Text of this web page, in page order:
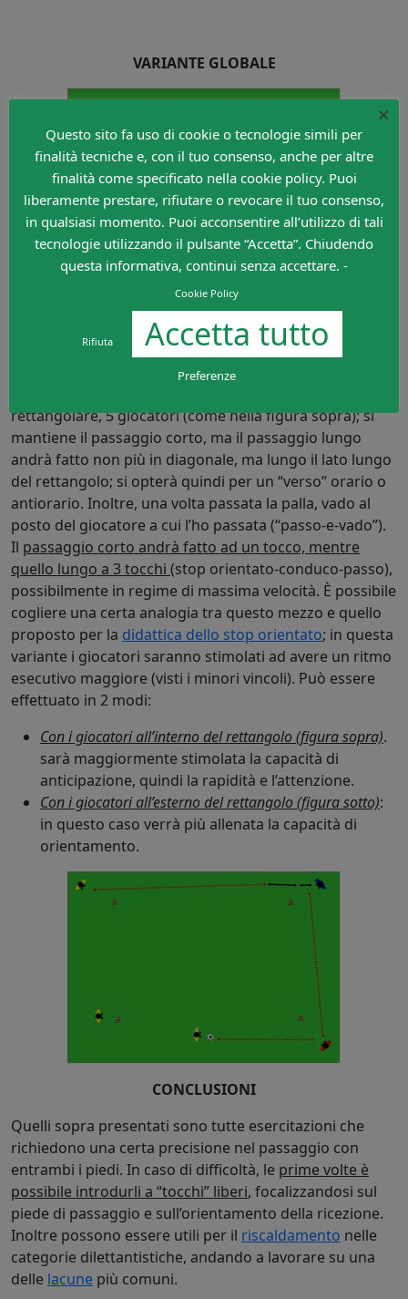
VARIANTE GLOBALE
Come detto altre volte,la parte “globale” di
un’esercitazione prevede una maggiore variabilità
dei gesti, allenando la capacità dei giocatori di
applicare un gesto (appreso in maniera analitica) in
rettangolare, 5 giocatori (come nella figura sopra); si
mantiene il passaggio corto, ma il passaggio lungo
andrà fatto non più in diagonale, ma lungo il lato lungo
del rettangolo; si opterà quindi per un “verso” orario o
antiorario. Inoltre, una volta passata la palla, vado al
posto del giocatore a cui l’ho passata (“passo-e-vado”).
Il passaggio corto andrà fatto ad un tocco, mentre
quello lungo a 3 tocchi (stop orientato-conduco-passo),
possibilmente in regime di massima velocità. È possibile
cogliere una certa analogia tra questo mezzo e quello
proposto per la didattica dello stop orientato; in questa
variante i giocatori saranno stimolati ad avere un ritmo
esecutivo maggiore (visti i minori vincoli). Può essere
effettuato in 2 modi:
Con i giocatori all’interno del rettangolo (figura sopra).
sarà maggiormente stimolata la capacità di
anticipazione, quindi la rapidità e l’attenzione.
Con i giocatori all’esterno del rettangolo (figura sotto):
in questo caso verrà più allenata la capacità di
orientamento.
CONCLUSIONI
Quelli sopra presentati sono tutte esercitazioni che
richiedono una certa precisione nel passaggio con
entrambi i piedi. In caso di difficoltà, le prime volte è
possibile introdurli a “tocchi” liberi, focalizzandosi sul
piede di passaggio e sull’orientamento della ricezione.
Inoltre possono essere utili per il riscaldamento nelle
categorie dilettantistiche, andando a lavorare su una
delle lacune più comuni.
×
Questo sito fa uso di cookie o tecnologie simili per
finalità tecniche e, con il tuo consenso, anche per altre
finalità come specificato nella cookie policy. Puoi
liberamente prestare, rifiutare o revocare il tuo consenso,
in qualsiasi momento. Puoi acconsentire all’utilizzo di tali
tecnologie utilizzando il pulsante “Accetta”. Chiudendo
questa informativa, continui senza accettare. -
Cookie Policy
Rifiuta Accetta tutto
Preferenze